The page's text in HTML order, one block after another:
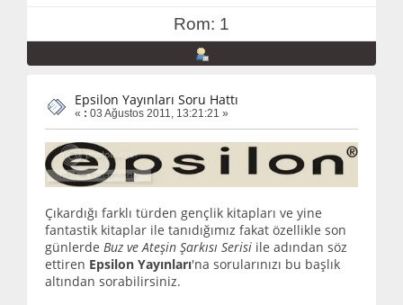
Rom: 1
Epsilon Yayınları Soru Hattı
« : 03 Ağustos 2011, 13:21:21 »
Çıkardığı farklı türden gençlik kitapları ve yine
fantastik kitaplar ile tanıdığımız fakat özellikle son
günlerde Buz ve Ateşin Şarkısı Serisi ile adından söz
ettiren Epsilon Yayınları'na sorularınızı bu başlık
altından sorabilirsiniz.